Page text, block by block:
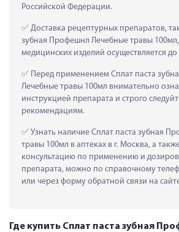
Российской Федерации.
Доставка рецептурных препаратов,
зубная Профешнл Лечебные травы
медицинских изделий осуществляется
Перед применением Сплат паста
Лечебные травы 100мл внимательно
инструкцией препарата и строго
рекомендациям.
Узнать наличие Сплат паста зубная
травы 100мл в аптеках в г. Москва, а
консультацию по применению и
препарата, можно по справочному
или через форму обратной связи на
Где купить Сплат паста зубная